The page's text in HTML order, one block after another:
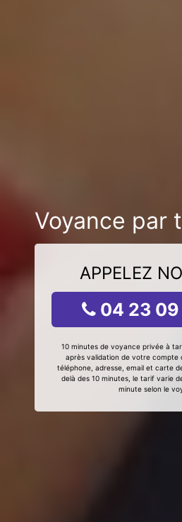
Voyance par
APPELEZ
04 23 09
10 minutes de voyance privée à
après validation de votre compte
téléphone, adresse, email et carte
delà des 10 minutes, le tarif varie
minute selon le